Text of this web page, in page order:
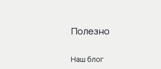
Полезно
Наш блог